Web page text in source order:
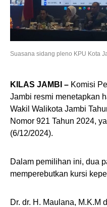
Suasana sidang pleno KPU Kota
KILAS JAMBI – Komisi
Jambi resmi menetapkan
Wakil Walikota Jambi
Nomor 921 Tahun 2024,
(6/12/2024).
Dalam pemilihan ini, dua
memperebutkan kursi
Dr. dr. H. Maulana, M.K.M